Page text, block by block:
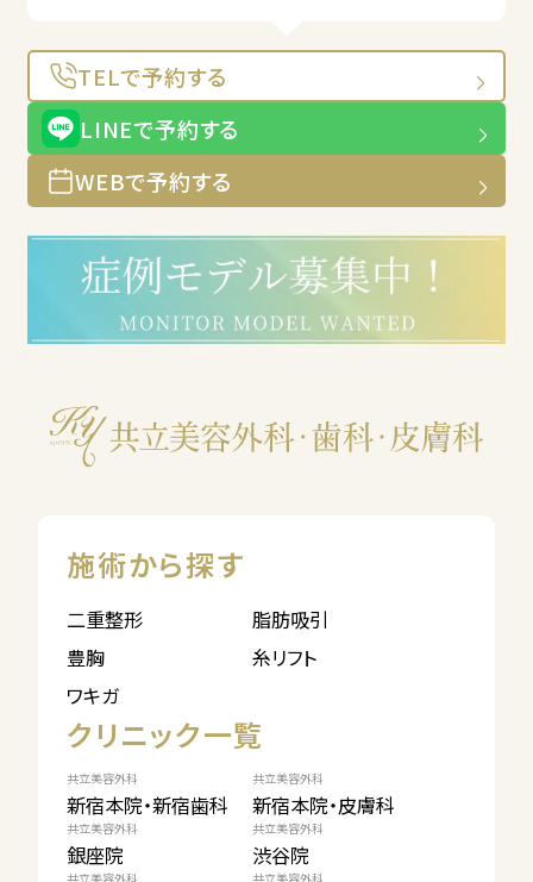
TELで予約する
LINEで予約する
WEBで予約する
施術から探す
二重整形
脂肪吸引
豊胸
糸リフト
ワキガ
クリニック一覧
共立美容外科
新宿本院・新宿歯科
共立美容外科
新宿本院・皮膚科
共立美容外科
銀座院
共立美容外科
渋谷院
共立美容外科 共立美容外科